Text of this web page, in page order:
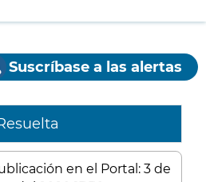
Suscríbase a las alertas
en el Portal: 3 de